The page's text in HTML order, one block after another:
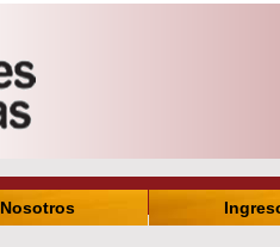
Nosotros